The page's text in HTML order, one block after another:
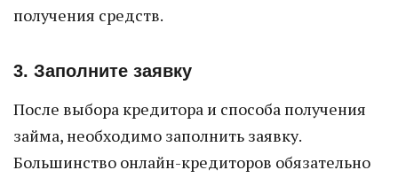
получения средств.
3. Заполните заявку
После выбора кредитора и способа получения
займа, необходимо заполнить заявку.
Большинство онлайн-кредиторов обязательно